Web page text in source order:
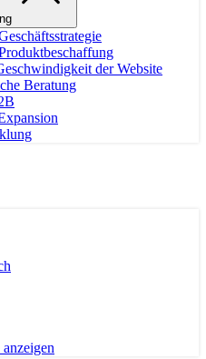
der Website
Beratung